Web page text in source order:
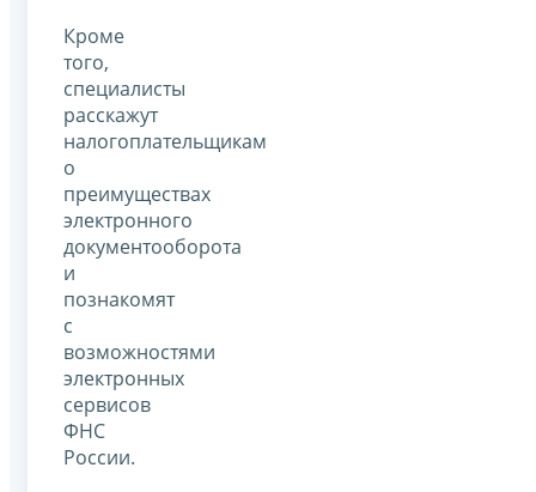
Кроме
того,
специалисты
расскажут
налогоплательщикам
о
преимуществах
электронного
документооборота
и
познакомят
с
возможностями
электронных
сервисов
ФНС
России.